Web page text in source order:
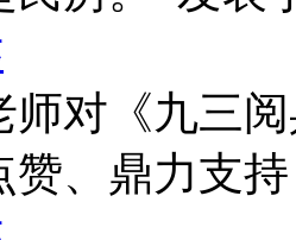
师对《九三
赞、鼎力支